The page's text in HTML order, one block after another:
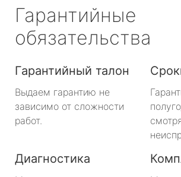
Гарантийные
обязательства
Гарантийный талон
Выдаем гарантию не
зависимо от сложности
работ.
Диагностика